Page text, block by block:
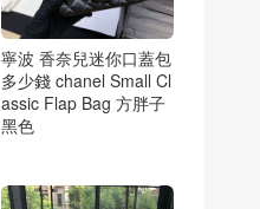
寧波 香奈兒迷你口蓋包
多少錢 chanel Small Cl
assic Flap Bag 方胖子
黑色